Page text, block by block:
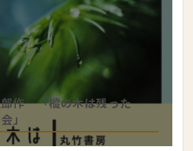
郎作 「樅の木は残った
」